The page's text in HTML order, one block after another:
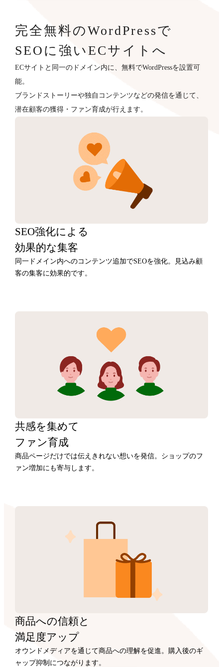
完全無料のWordPressで
SEOに強いECサイトへ
ECサイトと同一のドメイン内に、無料でWordPressを設置可
能。
ブランドストーリーや独自コンテンツなどの発信を通じて、
潜在顧客の獲得・ファン育成が行えます。
SEO強化による
効果的な集客
同一ドメイン内へのコンテンツ追加でSEOを強化。見込み顧
客の集客に効果的です。
共感を集めて
ファン育成
商品ページだけでは伝えきれない想いを発信。ショップのフ
ァン増加にも寄与します。
商品への信頼と
満足度アップ
オウンドメディアを通じて商品への理解を促進。購入後のギ
ャップ抑制につながります。